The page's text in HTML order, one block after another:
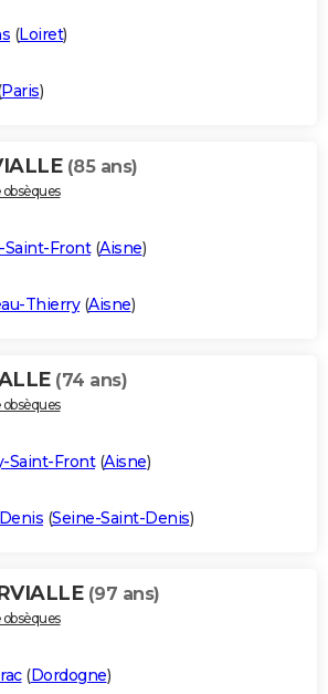
(Loiret)
Paris)
(85 ans)
Saint-Front(Aisne)
Thierry(Aisne)
(74 ans)
Saint-Front(Aisne)
(Seine-Saint-Denis)
(97 ans)
(Dordogne)